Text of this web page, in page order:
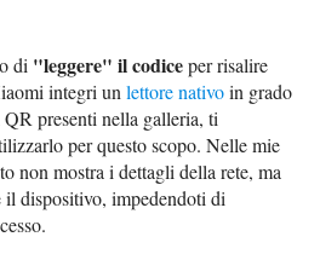
di "leggere" il codiceper risalire
integri unlettore nativoin grado
presenti nella galleria, ti
per questo scopo. Nelle mie
non mostra i dettagli della rete, ma
il dispositivo, impedendoti di